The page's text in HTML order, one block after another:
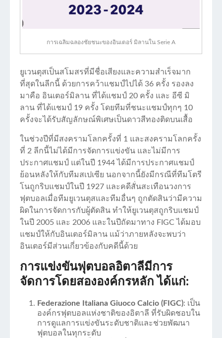
การเฉลิมฉลองชัยชนะของอินเตอร์ มิลานใน Serie A
ยูเวนตุสเป็นสโมสรที่มีชื่อเสียงและความสำเร็จมาก
ที่สุดในลีกนี้ ด้วยการคว้าแชมป์ไปได้ 36 ครั้ง รองลง
มาคือ อินเตอร์มิลาน ที่ได้แชมป์ 20 ครั้ง และ อีซี มิ
ลาน ที่ได้แชมป์ 19 ครั้ง โดยทีมที่ชนะแชมป์ทุกๆ 10
ครั้งจะได้รับสัญลักษณ์พิเศษเป็นดาวสีทองติดบนเสื้อ
ในช่วงปีที่มีสงครามโลกครั้งที่ 1 และสงครามโลกครั้ง
ที่ 2 ลีกนี้ไม่ได้มีการจัดการแข่งขัน และไม่มีการ
ประกาศแชมป์ แต่ในปี 1944 ได้มีการประกาศแชมป์
ย้อนหลังให้กับทีมสเปเซีย นอกจากนี้ยังมีกรณีที่ทีมโตรี
โนถูกริบแชมป์ในปี 1927 และคดีสั่นสะเทือนวงการ
ฟุตบอลเมื่อทีมยูเวนตุสและทีมอื่นๆ ถูกตัดสินว่ามีความ
ผิดในการจัดการกับผู้ตัดสิน ทำให้ยูเวนตุสถูกริบแชมป์
ในปี 2005 และ 2006 และในปีถัดมาทาง FIGC ได้มอบ
แชมป์ให้กับอินเตอร์มิลาน แม้ว่าภายหลังจะพบว่า
อินเตอร์มีส่วนเกี่ยวข้องกับคดีนี้ด้วย
การแข่งขันฟุตบอลอิตาลีมีการ
จัดการโดยสององค์กรหลัก ได้แก่:
Federazione Italiana Giuoco Calcio (FIGC): เป็น
องค์กรฟุตบอลแห่งชาติของอิตาลี ที่รับผิดชอบใน
การดูแลการแข่งขันระดับชาติและช่วยพัฒนา
ฟุตบอลในทุกระดับ